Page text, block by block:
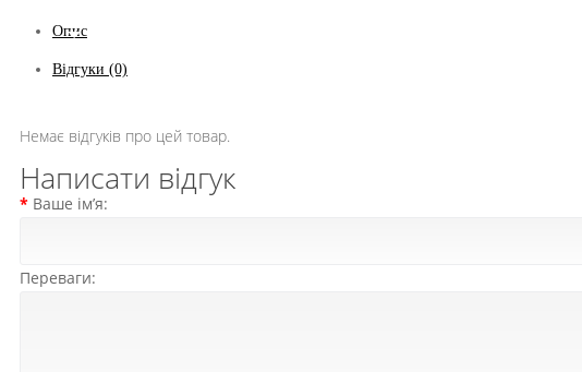
Опис
Відгуки (0)
Немає відгуків про цей товар.
Написати відгук
Ваше ім’я:
Переваги: